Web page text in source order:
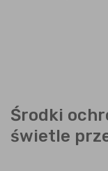
Środki
świetle